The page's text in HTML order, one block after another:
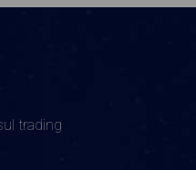
trading